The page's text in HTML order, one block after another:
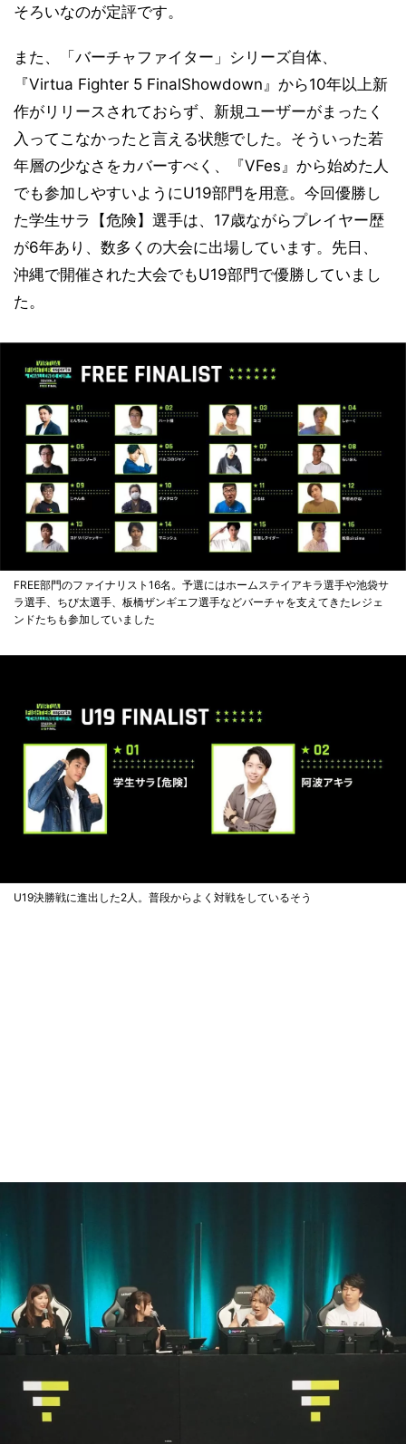
そろいなのが定評です。
また、「バーチャファイター」シリーズ自体、
『Virtua Fighter 5 FinalShowdown』から10年以上新
作がリリースされておらず、新規ユーザーがまったく
入ってこなかったと言える状態でした。そういった若
年層の少なさをカバーすべく、『VFes』から始めた人
でも参加しやすいようにU19部門を用意。今回優勝し
た学生サラ【危険】選手は、17歳ながらプレイヤー歴
が6年あり、数多くの大会に出場しています。先日、
沖縄で開催された大会でもU19部門で優勝していまし
た。
FREE部門のファイナリスト16名。予選にはホームステイアキラ選手や池袋サ
ラ選手、ちび太選手、板橋ザンギエフ選手などバーチャを支えてきたレジェ
ンドたちも参加していました
U19決勝戦に進出した2人。普段からよく対戦をしているそう